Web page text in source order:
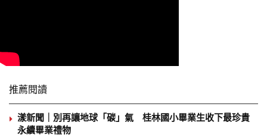
推薦閱讀
漾新聞｜別再讓地球「碳」氣 桂林國小畢業生收下最珍貴
永續畢業禮物